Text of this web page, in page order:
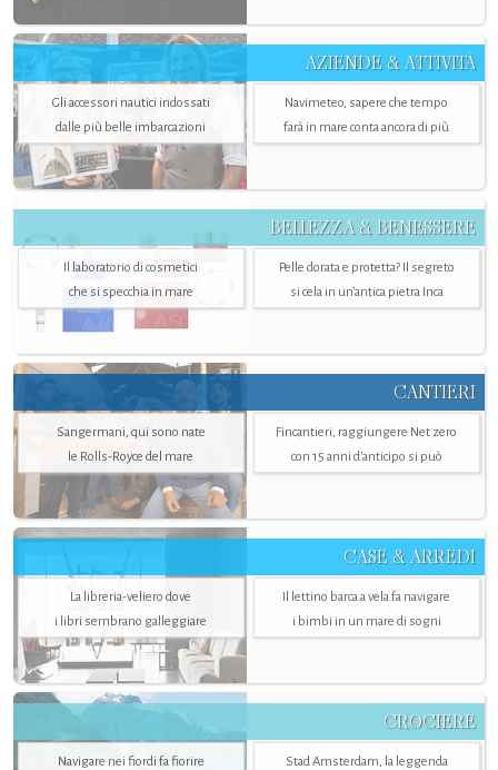
AZIENDE & ATTIVITÀ
Gli accessori nautici indossati
dalle più belle imbarcazioni
Navimeteo, sapere che tempo
farà in mare conta ancora di più
BELLEZZA & BENESSERE
Il laboratorio di cosmetici
che si specchia in mare
Pelle dorata e protetta? Il segreto
si cela in un’antica pietra Inca
CANTIERI
Sangermani, qui sono nate
le Rolls-Royce del mare
Fincantieri, raggiungere Net zero
con 15 anni d'anticipo si può
CASE & ARREDI
La libreria-veliero dove
i libri sembrano galleggiare
Il lettino barca a vela fa navigare
i bimbi in un mare di sogni
CROCIERE
Navigare nei fiordi fa fiorire
Stad Amsterdam, la leggenda